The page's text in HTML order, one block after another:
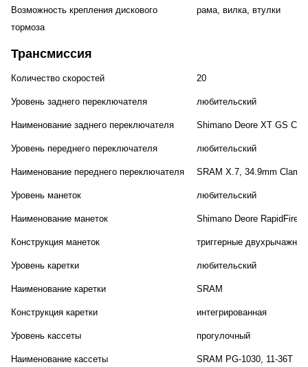
Возможность крепления дискового
тормоза
рама, вилка, втулки
Трансмиссия
Количество скоростей 20
Уровень заднего переключателя любительский
Наименование заднего переключателя Shimano Deore XT GS
Уровень переднего переключателя любительский
Наименование переднего переключателя SRAM X.7, 34.9mm Clamp
Уровень манеток любительский
Наименование манеток Shimano Deore RapidFire
Конструкция манеток триггерные двухрычажные
Уровень каретки любительский
Наименование каретки SRAM
Конструкция каретки интегрированная
Уровень кассеты прогулочный
Наименование кассеты SRAM PG-1030, 11-36T